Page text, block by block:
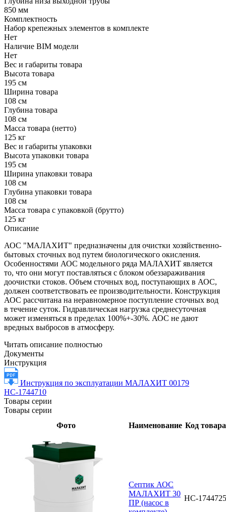
850 мм
Комплектность
Набор крепежных элементов в комплекте
Нет
Наличие BIM модели
Нет
Вес и габариты товара
Высота товара
195 см
Ширина товара
108 см
Глубина товара
108 см
Масса товара (нетто)
125 кг
Вес и габариты упаковки
Высота упаковки товара
195 см
Ширина упаковки товара
108 см
Глубина упаковки товара
108 см
Масса товара с упаковкой (брутто)
125 кг
Описание
АОС "МАЛАХИТ" предназначены для очистки хозяйственно-
бытовых сточных вод путем биологического окисления.
Особенностями АОС модельного ряда МАЛАХИТ является
то, что они могут поставляться с блоком обеззараживания
доочистки стоков. Объем сточных вод, поступающих в АОС,
должен соответствовать ее производительности. Конструкция
АОС рассчитана на неравномерное поступление сточных вод
в течение суток. Гидравлическая нагрузка среднесуточная
может изменяться в пределах 100%+-30%. АОС не дают
вредных выбросов в атмосферу.
Читать описание полностью
Документы
Инструкция
Инструкция по эксплуатации МАЛАХИТ 00179
НС-1744710
Товары серии
Товары серии
Фото
Наименование Код товара
Септик АОС
МАЛАХИТ 30
ПР (насос в
НС-1744725